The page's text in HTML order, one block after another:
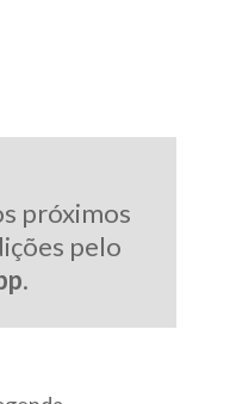
próximos
pelo
.